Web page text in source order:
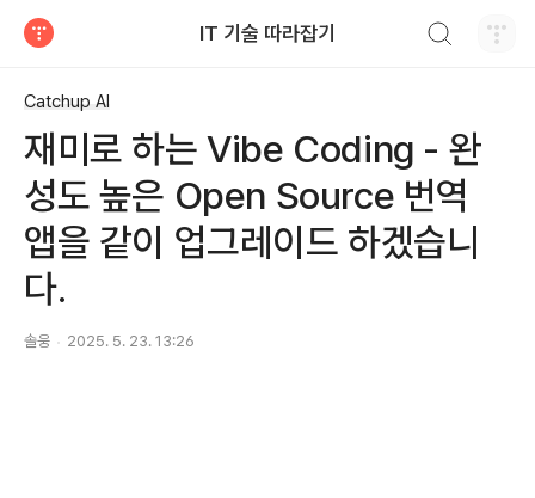
IT 기술 따라잡기
Catchup AI
재미로 하는 Vibe Coding - 완
성도 높은 Open Source 번역
앱을 같이 업그레이드 하겠습니
다.
솔웅 2025. 5. 23. 13:26